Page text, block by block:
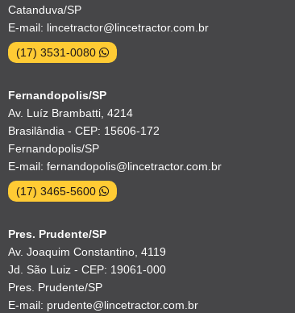
Catanduva/SP
E-mail: lincetractor@lincetractor.com.br
(17) 3531-0080
Fernandopolis/SP
Av. Luíz Brambatti, 4214
Brasilândia - CEP: 15606-172
Fernandopolis/SP
E-mail: fernandopolis@lincetractor.com.br
(17) 3465-5600
Pres. Prudente/SP
Av. Joaquim Constantino, 4119
Jd. São Luiz - CEP: 19061-000
Pres. Prudente/SP
E-mail: prudente@lincetractor.com.br